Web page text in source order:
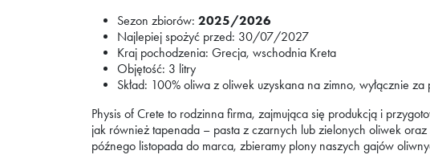
Sezon zbiorów: 2025/2026
Najlepiej spożyć przed: 30/07/2027
Kraj pochodzenia: Grecja, wschodnia Kreta
Objętość: 3 litry
Skład: 100% oliwa z oliwek uzyskana na zimno, wyłącznie
Physis of Crete to rodzinna firma, zajmująca się produkcją i
jak również tapenada – pasta z czarnych lub zielonych oliwek
późnego listopada do marca, zbieramy plony naszych gajów